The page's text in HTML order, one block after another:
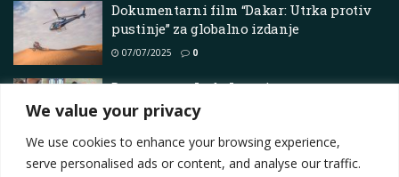
We value your privacy
We use cookies to enhance your browsing experience,
serve personalised ads or content, and analyse our traffic.
Dokumentarni film “Dakar: Utrka protiv
pustinje” za globalno izdanje
07/07/2025 0
Druga strast Lude Lacroixa prema
konjskim snagama